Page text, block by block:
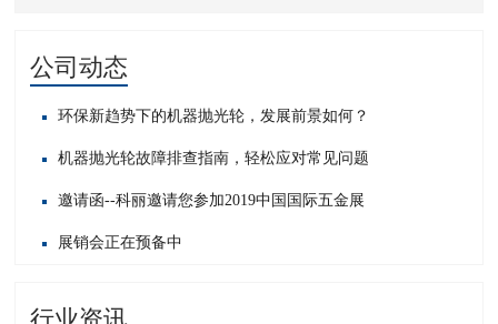
公司动态
环保新趋势下的机器抛光轮，发展前景如何？
机器抛光轮故障排查指南，轻松应对常见问题​
邀请函--科丽邀请您参加2019中国国际五金展
展销会正在预备中